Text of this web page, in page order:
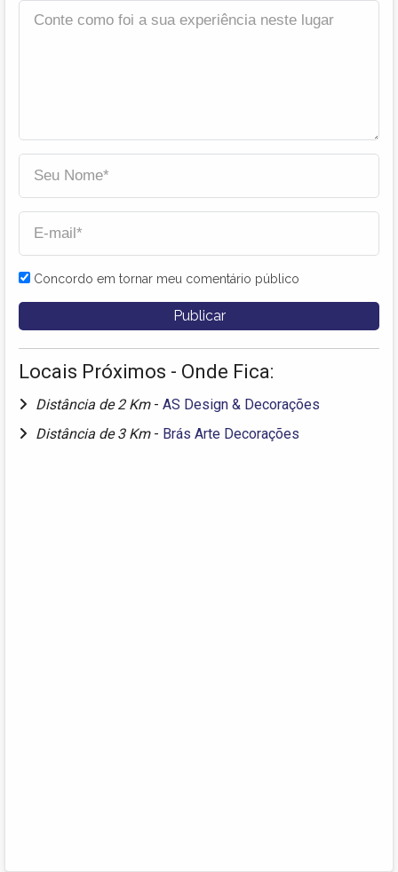
Concordo em tornar meu comentário público
Locais Próximos - Onde Fica:
Distância de 2 Km - AS Design & Decorações
Distância de 3 Km - Brás Arte Decorações